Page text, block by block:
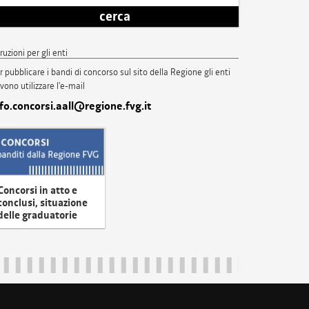
cerca
per gli enti
pubblicare i bandi di concorso sul sito della Regione gli enti
utilizzare l'e-mail
in atto e
situazione
graduatorie